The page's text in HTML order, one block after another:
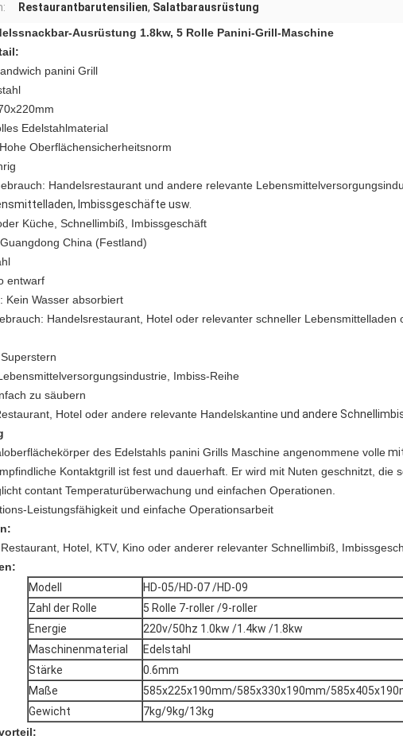
Restaurantbarutensilien, Salatbarausrüstung
Ausrüstung 1.8kw, 5 Rolle Panini-Grill-Maschine
panini Grill
Edelstahlmaterial
Oberflächensicherheitsnorm
Handelsrestaurant und andere relevante
Imbissgeschäfte usw.
Küche, Schnellimbiß, Imbissgeschäft
China (Festland)
entwarf
Kein Wasser absorbiert
Handelsrestaurant, Hotel oder relevanter schneller Lebensmittelladen
Imbiss-Reihe
zu säubern
Hotel oder andere relevante Handelskantineund andere
des Edelstahls panini Grills Maschine angenommene volle
Kontaktgrill ist fest und dauerhaft. Er wird mit Nuten geschnitzt, die
contant Temperaturüberwachung und einfachen Operationen.
Leistungsfähigkeit und einfache Operationsarbeit
Hotel, KTV, Kino oder anderer relevanter Schnellimbiß,
Modell
HD-05/HD-07 /HD-09
Zahl der Rolle
5 Rolle 7-roller /9-roller
Energie
220v/50hz 1.0kw /1.4kw /1.8kw
Maschinenmaterial
Edelstahl
Stärke
0.6mm
Maße
585x225x190mm/585x330x190mm/
Gewicht
7kg/9kg/13kg